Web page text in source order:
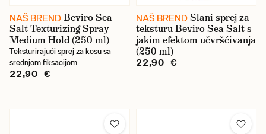
NAŠ BREND Beviro Sea
Salt Texturizing Spray
Medium Hold (250 ml)
Teksturirajući sprej za kosu sa
srednjom fiksacijom
22,90 €
NAŠ BREND Slani sprej za
teksturu Beviro Sea Salt s
jakim efektom učvršćivanja
(250 ml)
22,90 €